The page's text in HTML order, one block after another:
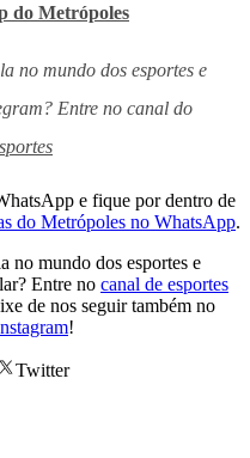
do Metrópoles
no mundo dos esportes e
Entre no canal do
e fique por dentro de
do Metrópoles no WhatsApp.
no mundo dos esportes e
Entre no canal de esportes
de nos seguir também no
!
Twitter